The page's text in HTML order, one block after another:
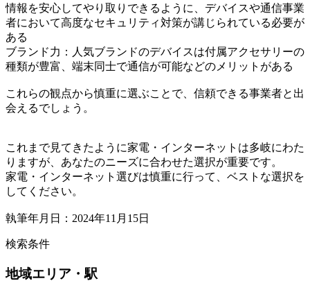
情報を安心してやり取りできるように、デバイスや通信事業
者において高度なセキュリティ対策が講じられている必要が
ある
ブランド力：人気ブランドのデバイスは付属アクセサリーの
種類が豊富、端末同士で通信が可能などのメリットがある
これらの観点から慎重に選ぶことで、信頼できる事業者と出
会えるでしょう。
これまで見てきたように家電・インターネットは多岐にわた
りますが、あなたのニーズに合わせた選択が重要です。
家電・インターネット選びは慎重に行って、ベストな選択を
してください。
執筆年月日：2024年11月15日
検索条件
地域エリア・駅